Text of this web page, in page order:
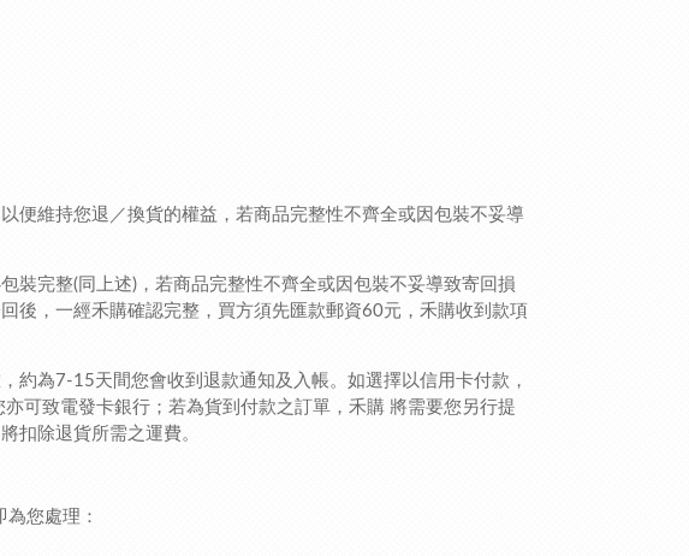
便維持您退／換貨的權益，若商品完整性不齊全或因包裝不妥導
裝完整(同上述)，若商品完整性不齊全或因包裝不妥導致寄回損
後，一經禾購確認完整，買方須先匯款郵資60元，禾購收到款項
約為7-15天間您會收到退款通知及入帳。如選擇以信用卡付款，
可致電發卡銀行；若為貨到付款之訂單，禾購 將需要您另行提
扣除退貨所需之運費。
為您處理：